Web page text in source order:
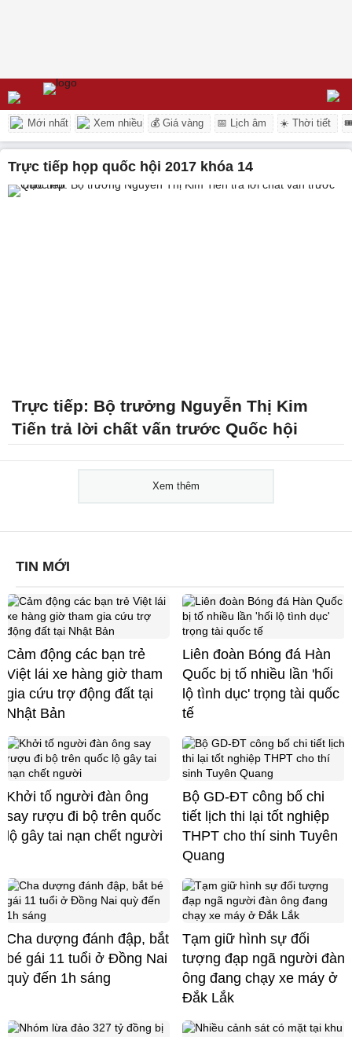
Mới nhất Xem nhiều 💰 Giá vàng 📅 Lịch âm ☀️ Thời tiết
trực tiếp họp quốc hội 2017 khóa 14
Trực tiếp: Bộ trưởng Nguyễn Thị Kim
Tiến trả lời chất vấn trước Quốc hội
Xem thêm
TIN MỚI
Cảm động các bạn trẻ
Việt lái xe hàng giờ tham
gia cứu trợ động đất tại
Nhật Bản
Liên đoàn Bóng đá Hàn
Quốc bị tố nhiều lần 'hối
lộ tình dục' trọng tài quốc
tế
Khởi tố người đàn ông
say rượu đi bộ trên quốc
lộ gây tai nạn chết người
Bộ GD-ĐT công bố chi
tiết lịch thi lại tốt nghiệp
THPT cho thí sinh Tuyên
Quang
Cha dượng đánh đập, bắt
bé gái 11 tuổi ở Đồng Nai
quỳ đến 1h sáng
Tạm giữ hình sự đối
tượng đạp ngã người đàn
ông đang chạy xe máy ở
Đắk Lắk